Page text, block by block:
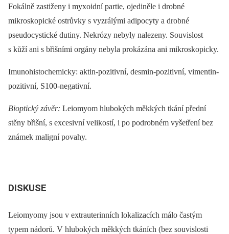
Fokálně zastiženy i myxoidní partie, ojediněle i drobné
mikroskopické ostrůvky s vyzrálými adipocyty a drobné
pseudocystické dutiny. Nekrózy nebyly nalezeny. Souvislost
s kůží ani s břišními orgány nebyla prokázána ani mikroskopicky.
Imunohistochemicky: aktin-pozitivní, desmin-pozitivní, vimentin-
pozitivní, S100-negativní.
Bioptický závěr: Leiomyom hlubokých měkkých tkání přední
stěny břišní, s excesivní velikostí, i po podrobném vyšetření bez
známek maligní povahy.
DISKUSE
Leiomyomy jsou v extrauterinních lokalizacích málo častým
typem nádorů. V hlubokých měkkých tkáních (bez souvislosti